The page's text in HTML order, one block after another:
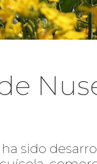
sido